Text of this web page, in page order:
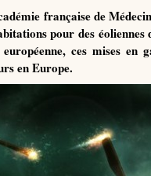
française de
pour des
ces mises
en Europe.